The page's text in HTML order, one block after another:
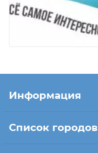
Информация
Список городов